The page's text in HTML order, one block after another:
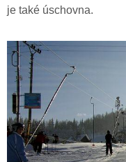
je také úschovna.